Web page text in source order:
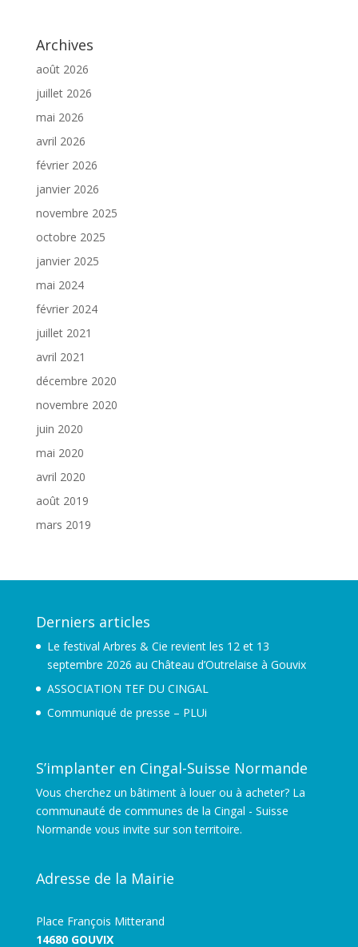
Archives
août 2026
juillet 2026
mai 2026
avril 2026
février 2026
janvier 2026
novembre 2025
octobre 2025
janvier 2025
mai 2024
février 2024
juillet 2021
avril 2021
décembre 2020
novembre 2020
juin 2020
mai 2020
avril 2020
août 2019
mars 2019
Derniers articles
Le festival Arbres & Cie revient les 12 et 13
septembre 2026 au Château d’Outrelaise à Gouvix
ASSOCIATION TEF DU CINGAL
Communiqué de presse – PLUi
S’implanter en Cingal-Suisse Normande
Vous cherchez un bâtiment à louer ou à acheter? La
communauté de communes de la Cingal - Suisse
Normande vous invite sur son territoire.
Adresse de la Mairie
Place François Mitterand
14680 GOUVIX